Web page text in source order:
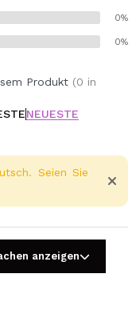
0%
0%
Produkt (0 in
NEUESTE
Seien Sie
anzeigen